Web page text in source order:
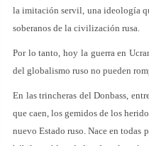
la imitación servil, una ideología
soberanos de la civilización rusa.
Por lo tanto, hoy la guerra en
del globalismo ruso no pueden
En las trincheras del Donbass,
que caen, los gemidos de los
nuevo Estado ruso. Nace en todas